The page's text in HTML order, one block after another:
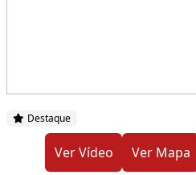
Destaque
Ver Vídeo
Ver Mapa